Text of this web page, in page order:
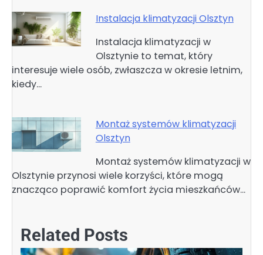
Instalacja klimatyzacji Olsztyn
Instalacja klimatyzacji w
Olsztynie to temat, który
interesuje wiele osób, zwłaszcza w okresie letnim,
kiedy…
Montaż systemów klimatyzacji
Olsztyn
Montaż systemów klimatyzacji w
Olsztynie przynosi wiele korzyści, które mogą
znacząco poprawić komfort życia mieszkańców…
Related Posts